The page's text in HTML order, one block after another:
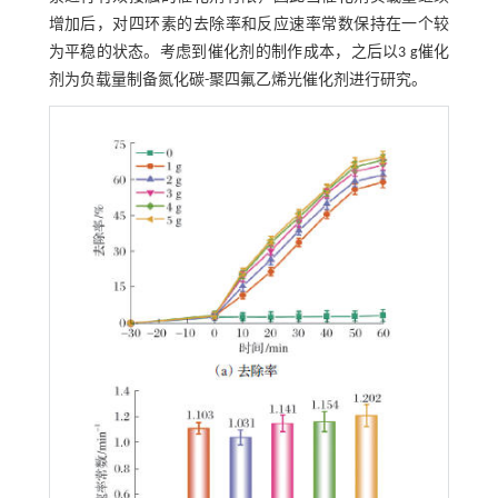
增加后，对四环素的去除率和反应速率常数保持在一个较
为平稳的状态。考虑到催化剂的制作成本，之后以3 g催化
剂为负载量制备氮化碳-聚四氟乙烯光催化剂进行研究。